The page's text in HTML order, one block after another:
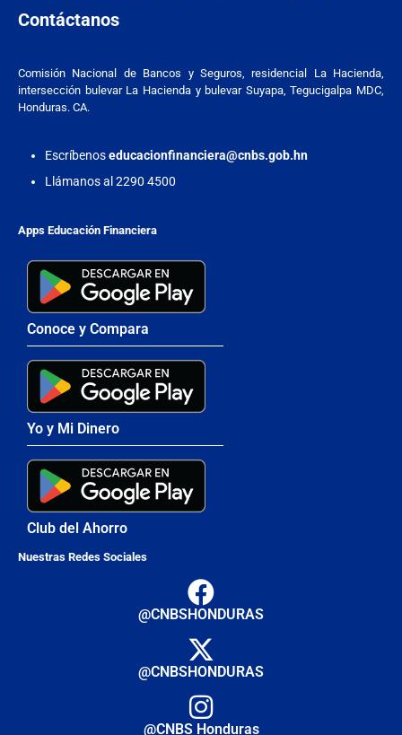
Contáctanos
Comisión Nacional de Bancos y Seguros, residencial La Hacienda,
intersección bulevar La Hacienda y bulevar Suyapa, Tegucigalpa MDC,
Honduras. CA.
Escríbenoseducacionfinanciera@cnbs.gob.hn
Llámanos al 2290 4500
Apps Educación Financiera
Conoce y Compara
Yo y Mi Dinero
Club del Ahorro
Nuestras Redes Sociales
@CNBSHONDURAS
@CNBSHONDURAS
@CNBS Honduras